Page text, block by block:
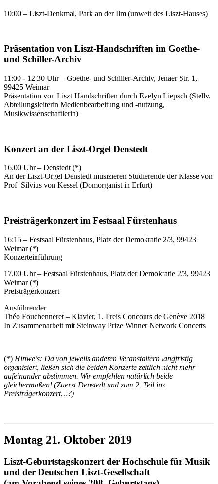
10:00 – Liszt-Denkmal, Park an der Ilm (unweit des Liszt-Hauses)
Präsentation von Liszt-Handschriften im Goethe-
und Schiller-Archiv
11:00 - 12:30 Uhr – Goethe- und Schiller-Archiv, Jenaer Str. 1,
99425 Weimar
Präsentation von Liszt-Handschriften durch Evelyn Liepsch (Stellv.
Abteilungsleiterin Medienbearbeitung und -nutzung,
Musikwissenschaftlerin)
Konzert an der Liszt-Orgel Denstedt
16.00 Uhr – Denstedt (*)
An der Liszt-Orgel Denstedt musizieren Studierende der Klasse von
Prof. Silvius von Kessel (Domorganist in Erfurt)
Preisträgerkonzert im Festsaal Fürstenhaus
16:15 – Festsaal Fürstenhaus, Platz der Demokratie 2/3, 99423
Weimar (*)
Konzerteinführung
17.00 Uhr – Festsaal Fürstenhaus, Platz der Demokratie 2/3, 99423
Weimar (*)
Preisträgerkonzert
Ausführender
Théo Fouchenneret – Klavier, 1. Preis Concours de Genève 2018
In Zusammenarbeit mit Steinway Prize Winner Network Concerts
(*) Hinweis: Da von jeweils anderen Veranstaltern langfristig
organisiert, ließen sich die beiden Konzerte zeitlich nicht mehr
aufeinander abstimmen. Wir empfehlen natürlich beide
gleichermaßen! (Zuerst Denstedt und zum 2. Teil ins
Preisträgerkonzert…?)
Montag 21. Oktober 2019
Liszt-Geburtstagskonzert der Hochschule für Musik
und der Deutschen Liszt-Gesellschaft